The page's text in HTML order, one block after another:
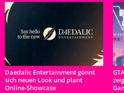
Daedalic Entertainment gönnt
sich neuen Look und plant
Online-Showcase